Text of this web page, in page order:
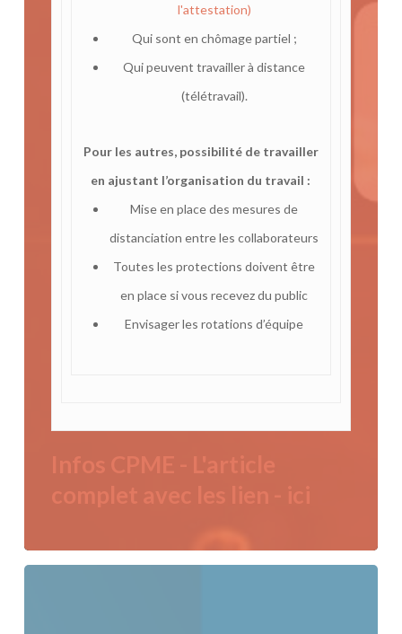
l'attestation)
Qui sont en chômage partiel ;
Qui peuvent travailler à distance
(télétravail).
Pour les autres, possibilité de travailler
en ajustant l’organisation du travail :
Mise en place des mesures de
distanciation entre les collaborateurs
Toutes les protections doivent être
en place si vous recevez du public
Envisager les rotations d’équipe
Infos CPME - L'article
complet avec les lien - ici